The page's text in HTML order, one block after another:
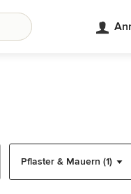
Pflaster & Mauern (1)